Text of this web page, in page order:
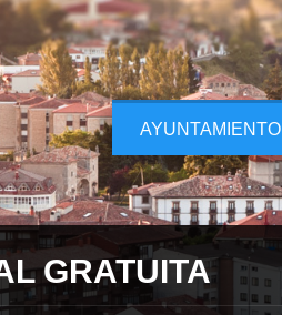
AYUNTAMIENTO
GRATUITA